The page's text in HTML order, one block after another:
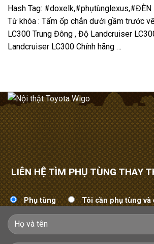
Hash Tag: #doxelk,#phụtùnglexus,#ĐÈN
Từ khóa : Tấm ốp chắn dưới gầm trước
LC300 Trung Đông , Độ Landcruiser
Landcruiser LC300 Chính hãng …
LIÊN HỆ TÌM PHỤ TÙNG THAY
Phụ tùng Tôi cần phụ tùng và